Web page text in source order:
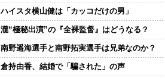
ハイスタ横山健は「カッコだけの男」
瀧“極秘出演”の『全裸監督』はどうなる？
南野遥海選手と南野拓実選手は兄弟なのか？
倉持由香、結婚で「騙された」の声